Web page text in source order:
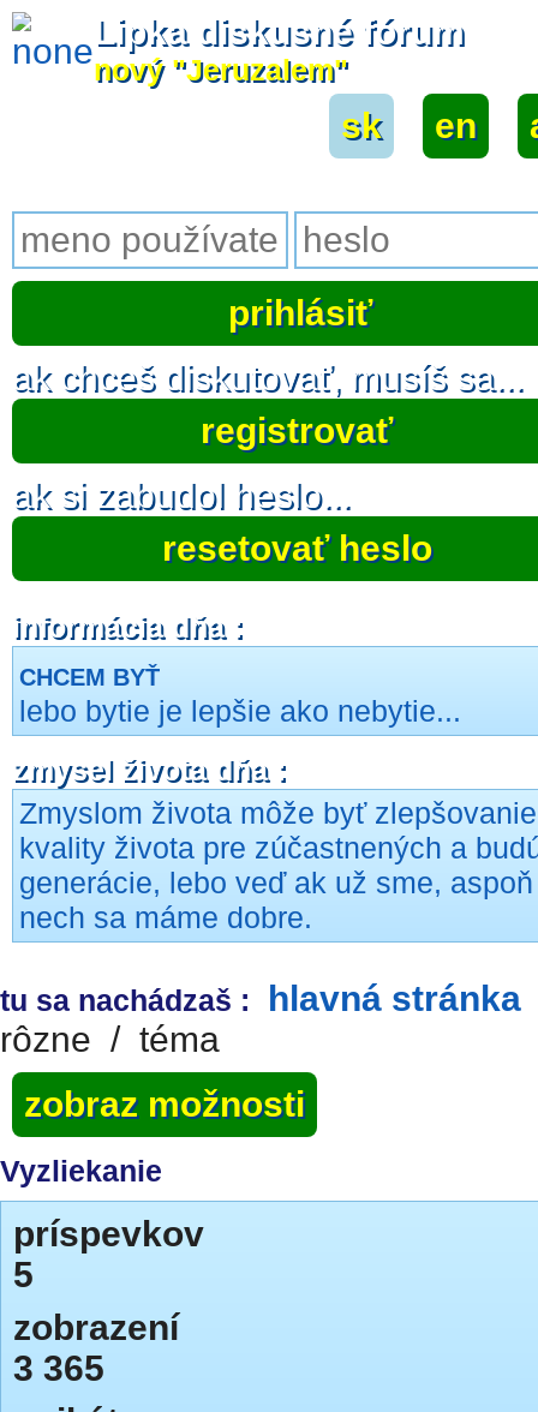
Lipka diskusné fórum
nový "Jeruzalem"
sk en
ak chceš diskutovať, musíš sa...
registrovať
ak si zabudol heslo...
resetovať heslo
informácia dňa :
CHCEM BYŤ
lebo bytie je lepšie ako nebytie...
zmysel života dňa :
Zmyslom života môže byť zlepšovanie
kvality života pre zúčastnených a
generácie, lebo veď ak už sme, aspoň
nech sa máme dobre.
tu sa nachádzaš : hlavná stránka
rôzne / téma
zobraz možnosti
Vyzliekanie
príspevkov
5
zobrazení
3 365